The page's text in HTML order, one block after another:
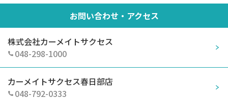
お問い合わせ・アクセス
株式会社カーメイトサクセス
048-298-1000
カーメイトサクセス春日部店
048-792-0333